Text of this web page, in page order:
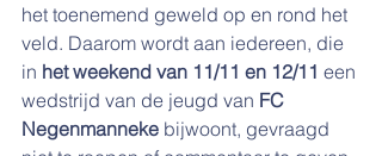
het toenemend geweld op en rond het
veld. Daarom wordt aan iedereen, die
in het weekend van 11/11 en 12/11 een
wedstrijd van de jeugd van FC
Negenmanneke bijwoont, gevraagd